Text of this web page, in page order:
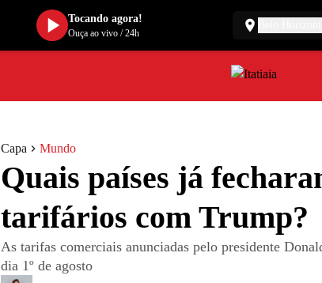
Capa Mundo
Quais países já
tarifários com Trump?
As tarifas comerciais anunciadas pelo presidente
dia 1º de agosto
Tocando agora!
Ouça ao vivo/24h